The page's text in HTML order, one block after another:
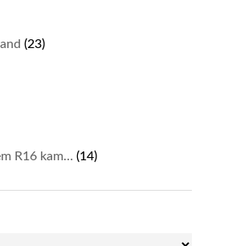
(23)
R16 kam… (14)